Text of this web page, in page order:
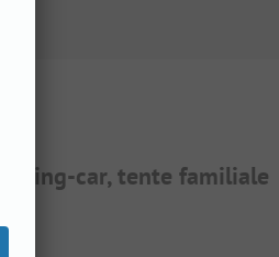
car, tente familiale